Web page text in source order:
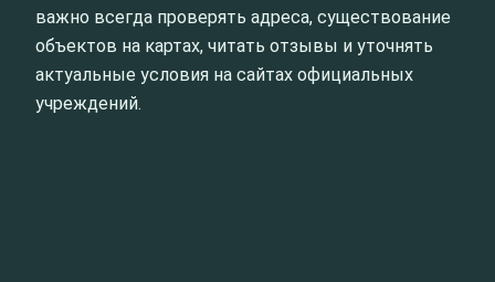
важно всегда проверять адреса, существование
объектов на картах, читать отзывы и уточнять
актуальные условия на сайтах официальных
учреждений.